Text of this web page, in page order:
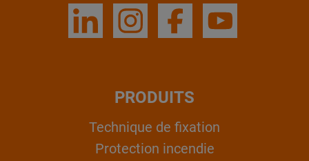
PRODUITS
Technique de fixation
Protection incendie